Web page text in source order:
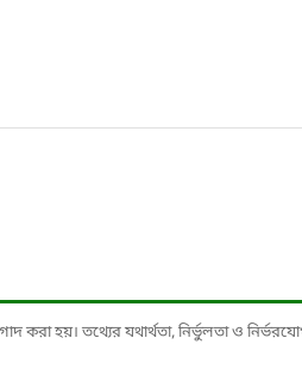
হয়। তথ্যের যথার্থতা, নির্ভুলতা ও